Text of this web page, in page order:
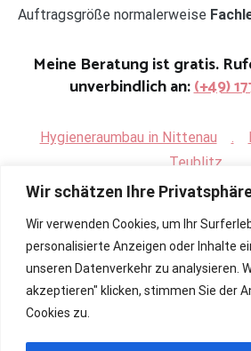
Wir schätzen Ihre
Wir verwenden Cookies, um Ihr
personalisierte Anzeigen oder Inhalte
unseren Datenverkehr zu analysieren.
akzeptieren" klicken, stimmen Sie der
Cookies zu.
Auftragsgröße normalerweise
Meine Beratung ist gratis.
unverbindlich an:(+49)
Hygieneraumbau in Nittenau .
Teublitz